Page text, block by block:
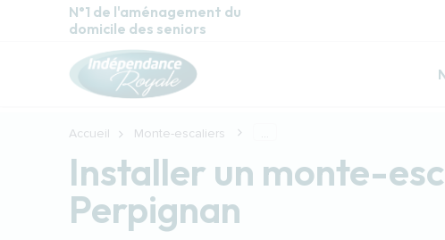
Aller au contenu principal
N°1 de l'aménagement du
domicile des seniors
Accueil Monte-escaliers ...
Installer un monte-
Perpignan